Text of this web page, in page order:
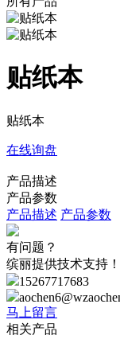
贴纸本
贴纸本
在线询盘
产品描述
产品参数
产品描述 产品参数
有问题？
缤丽提供技术支持！
15267717683
马上留言
相关产品